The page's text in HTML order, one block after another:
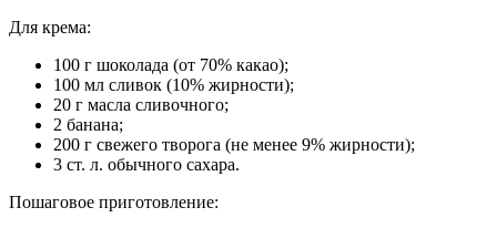
Для крема:
100 г шоколада (от 70% какао);
100 мл сливок (10% жирности);
20 г масла сливочного;
2 банана;
200 г свежего творога (не менее 9% жирности);
3 ст. л. обычного сахара.
Пошаговое приготовление: